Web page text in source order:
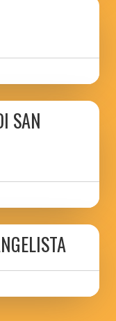
SAN